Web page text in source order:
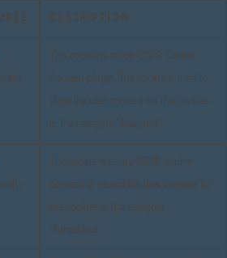
DESCRIPTION
This cookie is set by GDPR Cookie
Consent plugin. The cookie is used to
store the user consent for the cookies
in the category "Analytics".
The cookie is set by GDPR cookie
consent to record the user consent for
the cookies in the category
"Functional".